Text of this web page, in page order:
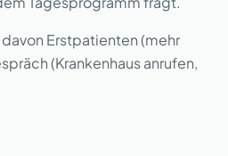
Erstpatienten (mehr
(Krankenhaus anrufen,